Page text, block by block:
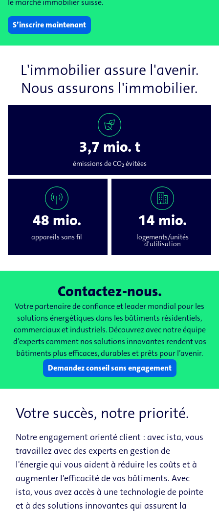
le marché immobilier suisse.
S’inscrire maintenant
L'immobilier assure l'avenir.
Nous assurons l'immobilier.
3,7 mio. t
émissions de CO₂ évitées
48 mio.
appareils sans fil
14 mio.
logements/unités
d'utilisation
Contactez-nous.
Votre partenaire de confiance et leader mondial pour les
solutions énergétiques dans les bâtiments résidentiels,
commerciaux et industriels. Découvrez avec notre équipe
d’experts comment nos solutions innovantes rendent vos
bâtiments plus efficaces, durables et prêts pour l’avenir.
Demandez conseil sans engagement
Votre succès, notre priorité.
Notre engagement orienté client : avec ista, vous
travaillez avec des experts en gestion de
l'énergie qui vous aident à réduire les coûts et à
augmenter l'efficacité de vos bâtiments. Avec
ista, vous avez accès à une technologie de pointe
et à des solutions innovantes qui assurent la